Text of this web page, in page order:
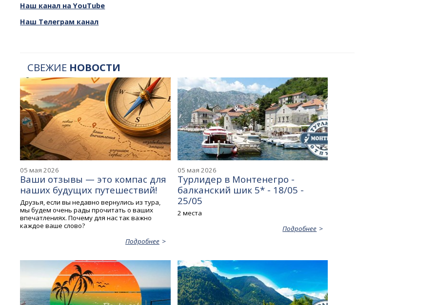
Наш канал на YouTube
Наш Телеграм канал
СВЕЖИЕ НОВОСТИ
05 мая 2026
Ваши отзывы — это компас для
наших будущих путешествий!
Друзья, если вы недавно вернулись из тура,
мы будем очень рады прочитать о ваших
впечатлениях. Почему для нас так важно
каждое ваше слово?
Подробнее
05 мая 2026
Турлидер в Монтенегро -
балканский шик 5* - 18/05 -
25/05
2 места
Подробнее